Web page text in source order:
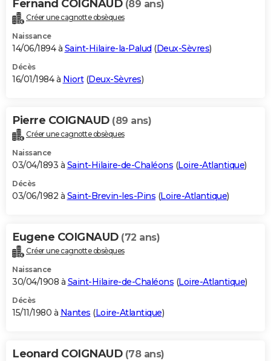
Fernand COIGNAUD (89 ans)
Créer une cagnotte obsèques
Naissance
14/06/1894 à Saint-Hilaire-la-Palud (Deux-Sèvres)
Décès
16/01/1984 à Niort(Deux-Sèvres)
Pierre COIGNAUD (89 ans)
Créer une cagnotte obsèques
Naissance
03/04/1893 à Saint-Hilaire-de-Chaléons (Loire-Atlantique)
Décès
03/06/1982 à Saint-Brevin-les-Pins (Loire-Atlantique)
Eugene COIGNAUD (72 ans)
Créer une cagnotte obsèques
Naissance
30/04/1908 à Saint-Hilaire-de-Chaléons (Loire-Atlantique)
Décès
15/11/1980 à Nantes (Loire-Atlantique)
Leonard COIGNAUD (78 ans)